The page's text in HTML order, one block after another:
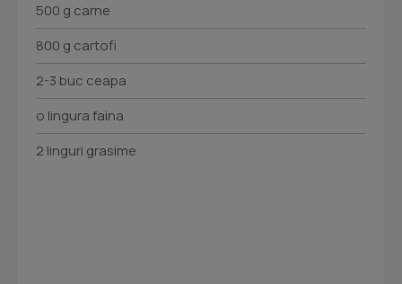
500 g carne
800 g cartofi
2-3 buc ceapa
o lingura faina
2 linguri grasime